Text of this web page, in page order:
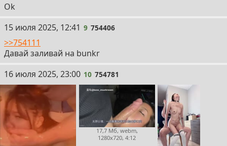
Ok
9
15 июля 2025, 12:41 9 754406
>>754111
Давай заливай на bunkr
10
16 июля 2025, 23:00 10 754781
17,7 Мб, webm,
1280x720, 4:12